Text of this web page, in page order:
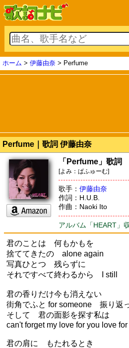
ホーム > 伊藤由奈 > Perfume
Perfume｜歌詞 伊藤由奈
「Perfume」歌詞
[よみ：ぱふゅーむ]
歌手： 伊藤由奈
作詞：H.U.B.
作曲：Naoki Ito
アルバム「HEART」
君のことは 何もかもを
捨ててきたの alone again
写真ひとつ 残らずに
それですべて終わるから I still
君の香りだけ今も消えない
街角でふと for someone 振り返
そして 君の面影を探す私は
can't forget my love for you love
君の肩に もたれるとき